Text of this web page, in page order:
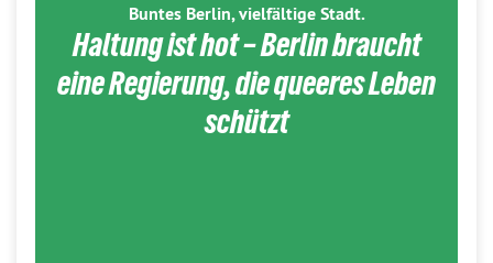
Buntes Berlin, vielfältige Stadt.
Haltung ist hot – Berlin braucht
eine Regierung, die queeres Leben
schützt